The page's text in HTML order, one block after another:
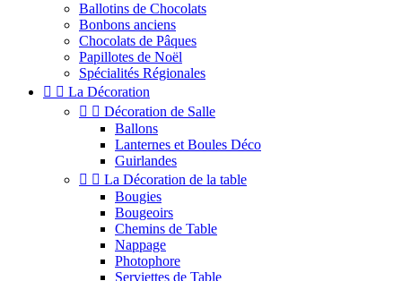
Ballotins de Chocolats
Bonbons anciens
Chocolats de Pâques
Papillotes de Noël
Spécialités Régionales
  La Décoration
  Décoration de Salle
Ballons
Lanternes et Boules Déco
Guirlandes
  La Décoration de la table
Bougies
Bougeoirs
Chemins de Table
Nappage
Photophore
Serviettes de Table